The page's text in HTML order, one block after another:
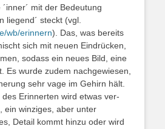
´inner´ mit der Bedeutung
liegend´ steckt (vgl.
wb/erinnern). Das, was bereits
sich mit neuen Eindrücken,
sodass ein neues Bild, eine
Es wurde zudem nachgewiesen,
sehr vage im Gehirn hält.
Erinnerten wird etwas ver-
ein winziges, aber unter
Detail kommt hinzu oder wird